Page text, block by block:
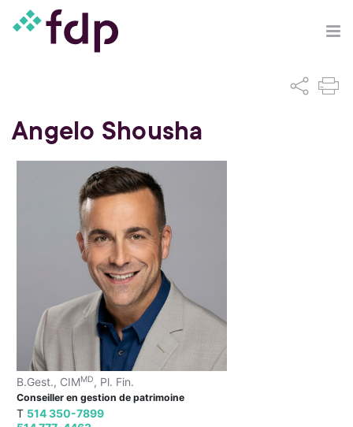
Angelo Shousha
B.Gest., CIMMD, Pl. Fin.
Conseiller en gestion de patrimoine
T 514 350-7899